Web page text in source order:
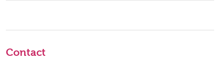
Contact